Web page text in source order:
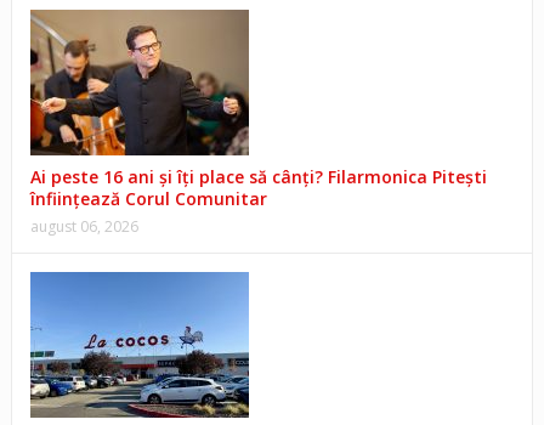
Ai peste 16 ani și îți place să cânți? Filarmonica Pitești
înființează Corul Comunitar
august 06, 2026